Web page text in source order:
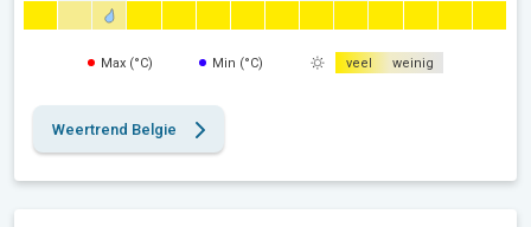
Max (°C) Min (°C) veel weinig
Weertrend Belgie